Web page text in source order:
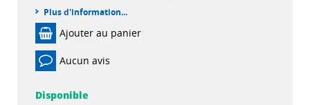
Plus d'information...
Ajouter au panier
Aucun avis
Disponible